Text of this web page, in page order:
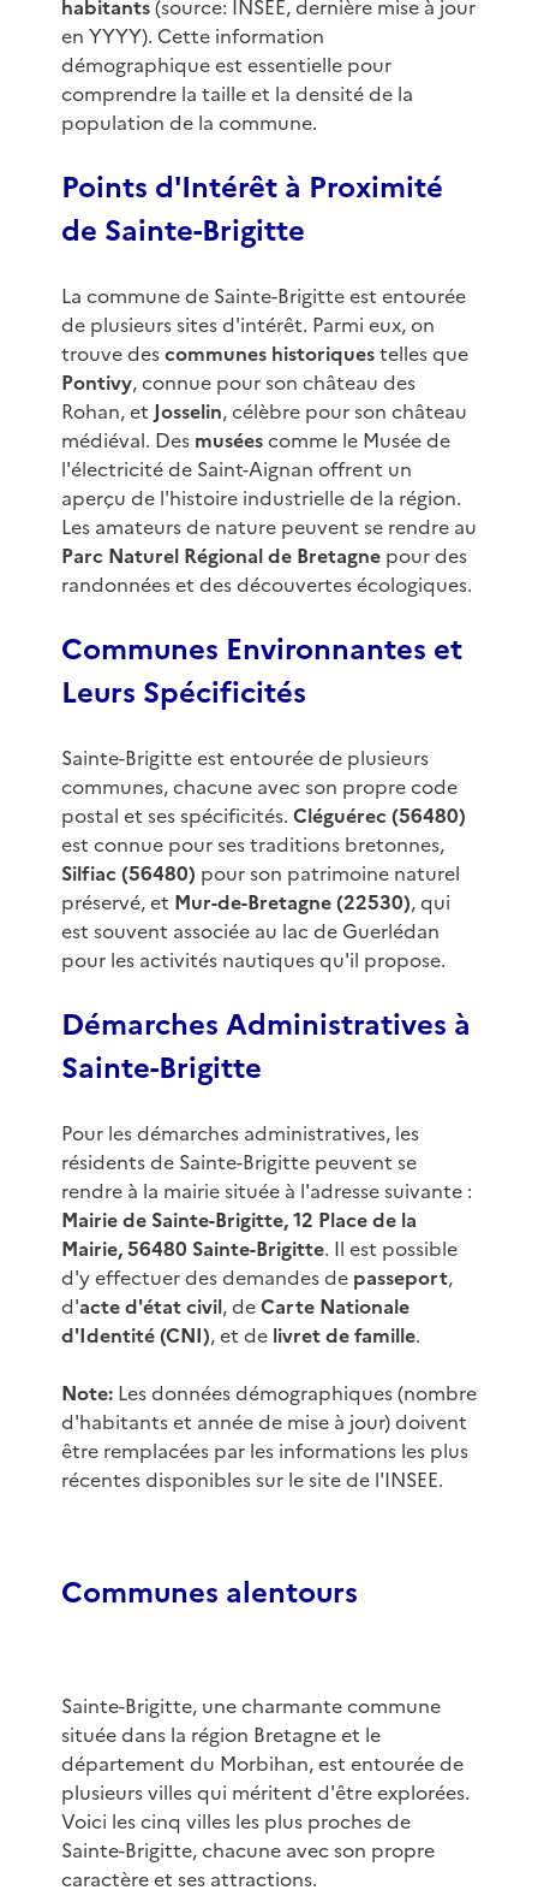
habitants(source: INSEE, dernière mise à jour
en YYYY). Cette information
démographique est essentielle pour
comprendre la taille et la densité de la
population de la commune.
Points d'Intérêt à Proximité
de Sainte-Brigitte
La commune de Sainte-Brigitte est entourée
de plusieurs sites d'intérêt. Parmi eux, on
trouve descommunes historiquestelles que
Pontivy, connue pour son château des
Rohan, et Josselin, célèbre pour son château
médiéval. Des muséescomme le Musée de
l'électricité de Saint-Aignan offrent un
aperçu de l'histoire industrielle de la région.
Les amateurs de nature peuvent se rendre au
Parc Naturel Régional de Bretagnepour des
randonnées et des découvertes écologiques.
Communes Environnantes et
Leurs Spécificités
Sainte-Brigitte est entourée de plusieurs
communes, chacune avec son propre code
postal et ses spécificités. Cléguérec (56480)
est connue pour ses traditions bretonnes,
Silfiac (56480) pour son patrimoine naturel
préservé, et Mur-de-Bretagne (22530), qui
est souvent associée au lac de Guerlédan
pour les activités nautiques qu'il propose.
Démarches Administratives à
Sainte-Brigitte
Pour les démarches administratives, les
résidents de Sainte-Brigitte peuvent se
rendre à la mairie située à l'adresse suivante :
Mairie de Sainte-Brigitte, 12 Place de la
Mairie, 56480 Sainte-Brigitte. Il est possible
d'y effectuer des demandes de passeport,
d'acte d'état civil, deCarte Nationale
d'Identité (CNI), et de livret de famille.
Note:Les données démographiques (nombre
d'habitants et année de mise à jour) doivent
être remplacées par les informations les plus
récentes disponibles sur le site de l'INSEE.
Communes alentours
Sainte-Brigitte, une charmante commune
située dans la région Bretagne et le
département du Morbihan, est entourée de
plusieurs villes qui méritent d'être explorées.
Voici les cinq villes les plus proches de
Sainte-Brigitte, chacune avec son propre
caractère et ses attractions.